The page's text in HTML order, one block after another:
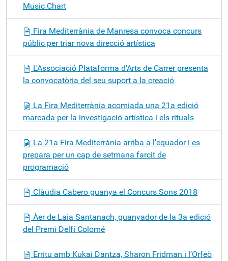
Music Chart
Fira Mediterrània de Manresa convoca concurs
públic per triar nova direcció artística
L'Associació Plataforma d'Arts de Carrer presenta
la convocatòria del seu suport a la creació
La Fira Mediterrània acomiada una 21a edició
marcada per la investigació artística i els rituals
La 21a Fira Mediterrània arriba a l’equador i es
prepara per un cap de setmana farcit de
programació
Clàudia Cabero guanya el Concurs Sons 2018
Àer de Laia Santanach, guanyador de la 3a edició
del Premi Delfí Colomé
Erritu amb Kukai Dantza, Sharon Fridman i l’Orfeò